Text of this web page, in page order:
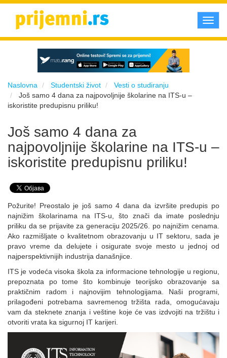
Naslovna Studentski život
Vesti o studiranju
Još samo 4 dana za najpovoljnije školarine na ITS-u –
iskoristite predupisnu priliku!
Još samo 4 dana za
najpovoljnije školarine na ITS-u –
iskoristite predupisnu priliku!
Požurite! Preostalo je još samo 4 dana da izvršite predupis po
najnižim školarinama na ITS-u, što znači da imate poslednju
priliku da se prijavite za generaciju 2025/26. po najnižim cenama.
Ako razmišljate o kvalitetnom obrazovanju u IT sektoru, sada je
pravo vreme da delujete i osigurate svoje mesto u jednoj od
najperspektivnijih industrija današnjice.
ITS je vodeća visoka škola za informacione tehnologije u regionu,
prepoznata po tome što kombinuje teorijsko obrazovanje sa
praktičnim radom i najnovijim tehnologijama. Naši programi,
prilagođeni potrebama savremenog tržišta rada, omogućavaju
vam da steknete znanja i veštine koje će vas izdvojiti na tržištu i
otvoriti vrata ka sigurnoj IT karijeri.